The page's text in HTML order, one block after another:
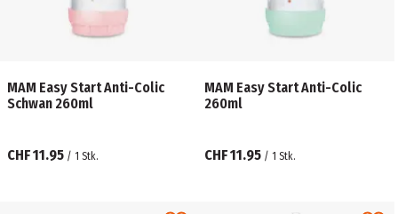
MAM Easy Start Anti-Colic
Schwan 260ml
CHF 11.95 / 1 Stk.
MAM Easy Start Anti-Colic
260ml
CHF 11.95 / 1 Stk.